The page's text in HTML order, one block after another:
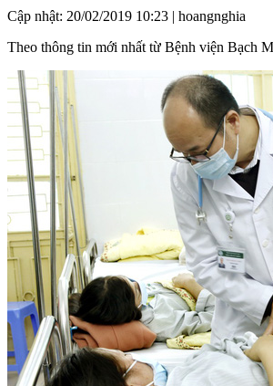
Cập nhật: 20/02/2019 10:23 | hoangnghia
Theo thông tin mới nhất từ Bệnh viện Bạch